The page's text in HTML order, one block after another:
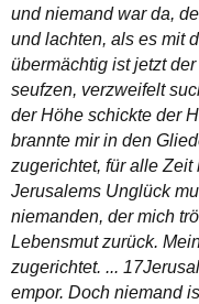
und niemand war da,
und lachten, als es mit
übermächtig ist jetzt
seufzen, verzweifelt
der Höhe schickte der
brannte mir in den
zugerichtet, für alle
Jerusalems Unglück
niemanden, der mich
Lebensmut zurück.
zugerichtet. ...
empor. Doch niemand